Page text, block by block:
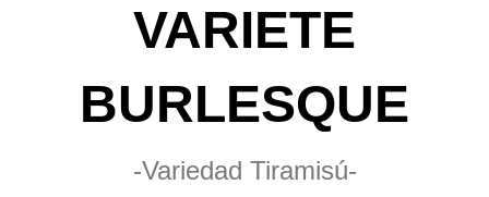
VARIETE
BURLESQUE
-Variedad Tiramisú-